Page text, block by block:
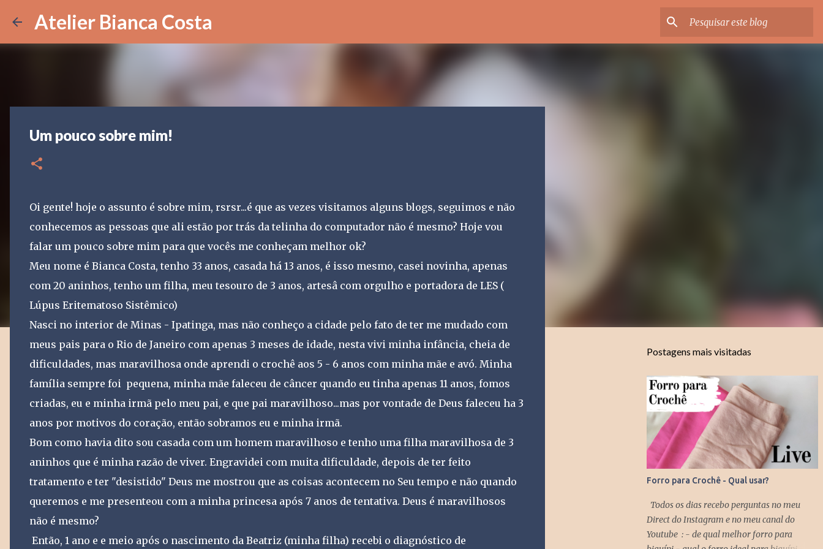
Atelier Bianca Costa
Um pouco sobre mim!
Oi gente! hoje o assunto é sobre mim, rsrsr...é que as vezes visitamos alguns blogs, seguimos e não
conhecemos as pessoas que ali estão por trás da telinha do computador não é mesmo? Hoje vou
falar um pouco sobre mim para que vocês me conheçam melhor ok?
Meu nome é Bianca Costa, tenho 33 anos, casada há 13 anos, é isso mesmo, casei novinha, apenas
com 20 aninhos, tenho um filha, meu tesouro de 3 anos, artesâ com orgulho e portadora de LES (
Lúpus Eritematoso Sistêmico)
Nasci no interior de Minas - Ipatinga, mas não conheço a cidade pelo fato de ter me mudado com
meus pais para o Rio de Janeiro com apenas 3 meses de idade, nesta vivi minha infância, cheia de
dificuldades, mas maravilhosa onde aprendi o crochê aos 5 - 6 anos com minha mãe e avó. Minha
família sempre foi pequena, minha mãe faleceu de câncer quando eu tinha apenas 11 anos, fomos
criadas, eu e minha irmã pelo meu pai, e que pai maravilhoso...mas por vontade de Deus faleceu ha 3
anos por motivos do coração, então sobramos eu e minha irmã.
Bom como havia dito sou casada com um homem maravilhoso e tenho uma filha maravilhosa de 3
aninhos que é minha razão de viver. Engravidei com muita dificuldade, depois de ter feito
tratamento e ter "desistido" Deus me mostrou que as coisas acontecem no Seu tempo e não quando
queremos e me presenteou com a minha princesa após 7 anos de tentativa. Deus é maravilhosos
não é mesmo?
Então, 1 ano e e meio após o nascimento da Beatriz (minha filha) recebi o diagnóstico de
Postagens mais visitadas
Forro para Crochê - Qual usar?
Todos os dias recebo perguntas no meu
Direct do Instagram e no meu canal do
Youtube : - de qual melhor forro para